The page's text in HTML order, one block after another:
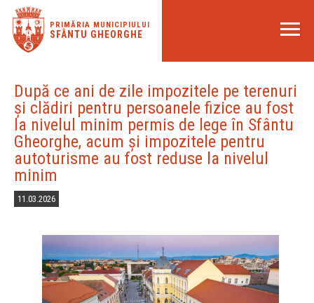
PRIMĂRIA MUNICIPIULUI
SFÂNTU GHEORGHE
După ce ani de zile impozitele pe terenuri
și clădiri pentru persoanele fizice au fost
la nivelul minim permis de lege în Sfântu
Gheorghe, acum și impozitele pentru
autoturisme au fost reduse la nivelul
minim
11.03.2026